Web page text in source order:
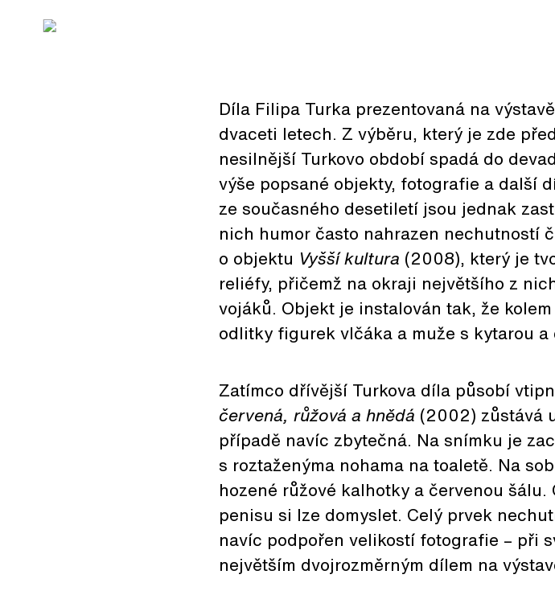
Díla Filipa Turka prezentovaná na
dvaceti letech. Z výběru, který je zde
nesilnější Turkovo období spadá do
výše popsané objekty, fotografie a další
ze současného desetiletí jsou jednak
nich humor často nahrazen nechutností
o objektu Vyšší kultura (2008), který je
reliéfy, přičemž na okraji největšího z
vojáků. Objekt je instalován tak, že
odlitky figurek vlčáka a muže s kytarou
Zatímco dřívější Turkova díla působí
červená, růžová a hnědá (2002) zůstává
případě navíc zbytečná. Na snímku je
s roztaženýma nohama na toaletě. Na
hozené růžové kalhotky a červenou
penisu si lze domyslet. Celý prvek
navíc podpořen velikostí fotografie – při
největším dvojrozměrným dílem na